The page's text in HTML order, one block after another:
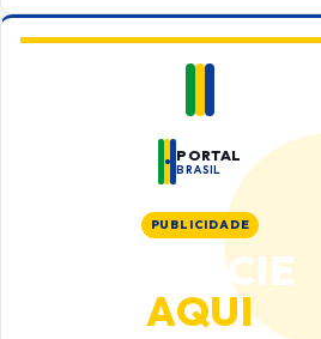
PORTAL
BRASIL
PUBLICIDADE
ANUNCIE
AQUI